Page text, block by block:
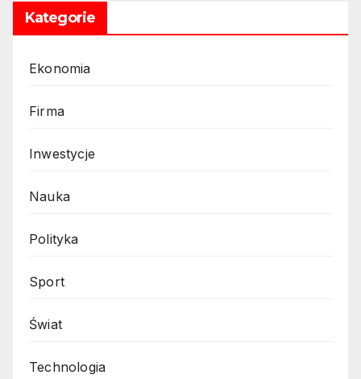
Kategorie
Ekonomia
Firma
Inwestycje
Nauka
Polityka
Sport
Świat
Technologia